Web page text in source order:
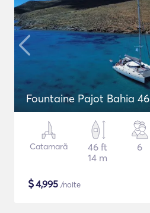
Fountaine Pajot Bahia 46
Catamarã
46 ft
14 m
6
$4,995 /noite